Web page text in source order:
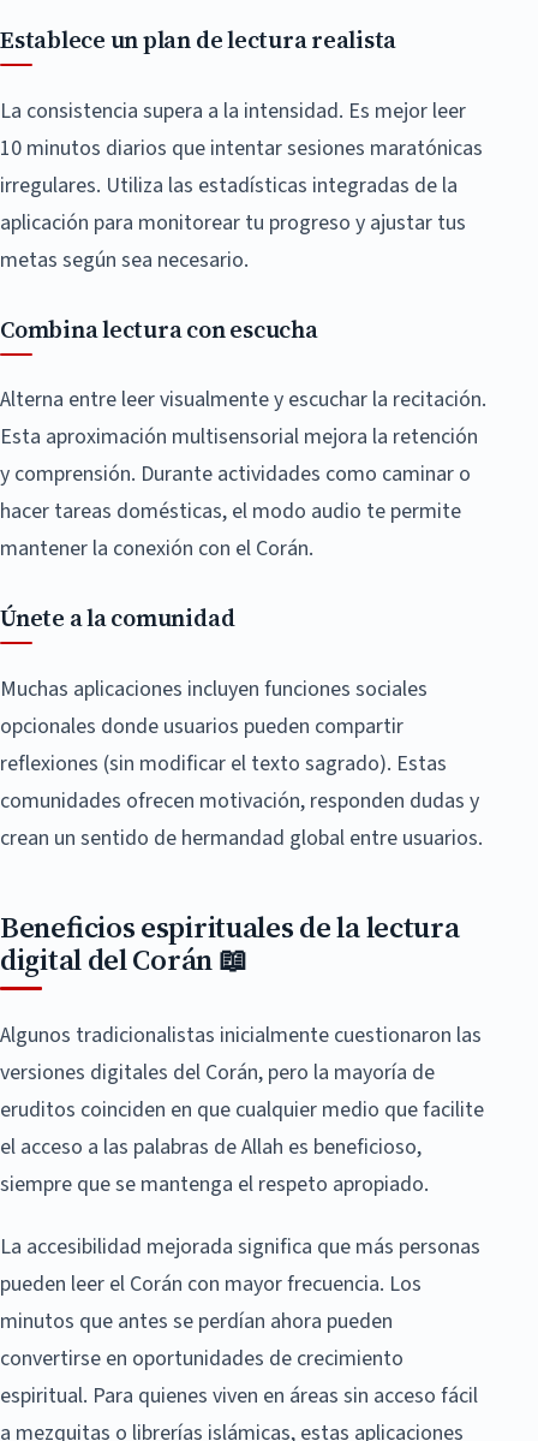
Establece un plan de lectura realista
La consistencia supera a la intensidad. Es mejor leer
10 minutos diarios que intentar sesiones maratónicas
irregulares. Utiliza las estadísticas integradas de la
aplicación para monitorear tu progreso y ajustar tus
metas según sea necesario.
Combina lectura con escucha
Alterna entre leer visualmente y escuchar la recitación.
Esta aproximación multisensorial mejora la retención
y comprensión. Durante actividades como caminar o
hacer tareas domésticas, el modo audio te permite
mantener la conexión con el Corán.
Únete a la comunidad
Muchas aplicaciones incluyen funciones sociales
opcionales donde usuarios pueden compartir
reflexiones (sin modificar el texto sagrado). Estas
comunidades ofrecen motivación, responden dudas y
crean un sentido de hermandad global entre usuarios.
Beneficios espirituales de la lectura
digital del Corán 📖
Algunos tradicionalistas inicialmente cuestionaron las
versiones digitales del Corán, pero la mayoría de
eruditos coinciden en que cualquier medio que facilite
el acceso a las palabras de Allah es beneficioso,
siempre que se mantenga el respeto apropiado.
La accesibilidad mejorada significa que más personas
pueden leer el Corán con mayor frecuencia. Los
minutos que antes se perdían ahora pueden
convertirse en oportunidades de crecimiento
espiritual. Para quienes viven en áreas sin acceso fácil
a mezquitas o librerías islámicas, estas aplicaciones